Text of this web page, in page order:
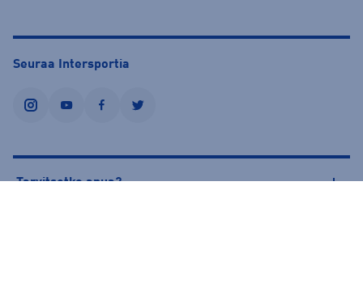
Seuraa Intersportia
instagramyoutubefacebooktwitter
Tarvitsetko apua?